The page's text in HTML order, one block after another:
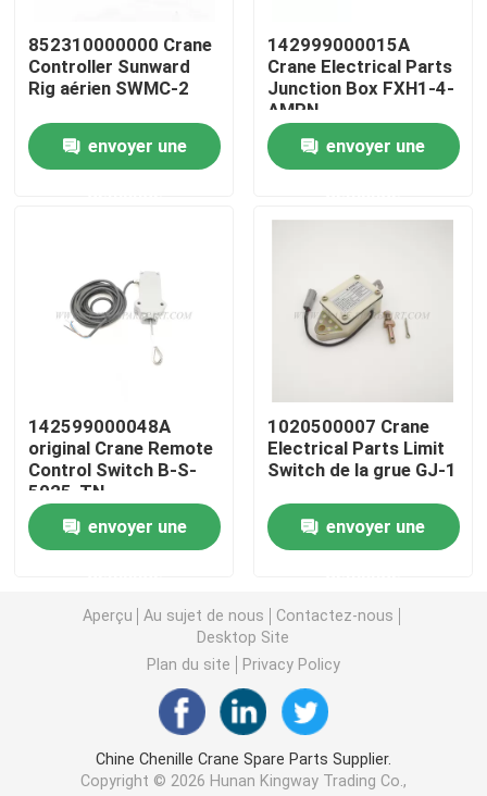
nouvelles
Demande de soumission
Crane Electrical Parts
Crane Parts hydraulique
Crane Undercarriage Parts
Crane Engine Parts
Crane Boom Parts
Crane Light
852310000000 Crane
Controller Sunward
Rig aérien SWMC-2
envoyer une
142999000015A
Crane Electrical Parts
Junction Box FXH1-4-
AMPN
envoyer une
142599000048A
original Crane Remote
Control Switch B-S-
5025-TN
envoyer une
1020500007 Crane
Electrical Parts Limit
Switch de la grue GJ-1
envoyer une
Aperçu Au sujet de nous
Contactez-nous
Desktop Site
Plan du site
Privacy Policy
Chine Chenille Crane Spare Parts Supplier.
Copyright © 2026 Hunan Kingway Trading Co.,